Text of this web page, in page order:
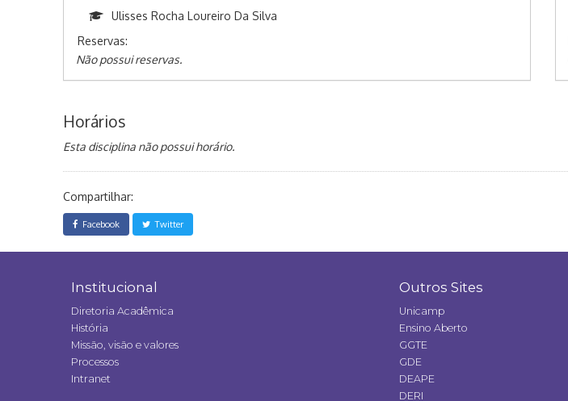
Ulisses Rocha Loureiro Da Silva
Reservas:
Não possui reservas.
Horários
Esta disciplina não possui horário.
Compartilhar:
Facebook Twitter
Institucional
Diretoria Acadêmica
História
Missão, visão e valores
Processos
Intranet
Outros Sites
Unicamp
Ensino Aberto
GGTE
GDE
DEAPE
DERI